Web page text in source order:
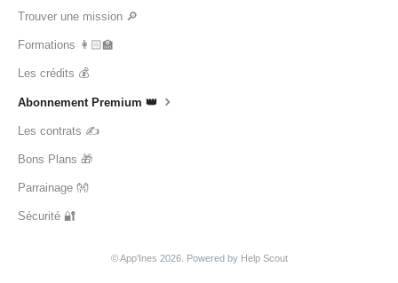
Trouver une mission 🔎
Formations 👩🏻‍🏫
Les crédits 💰
Abonnement Premium 👑
Les contrats ✍️
Bons Plans 🎁
Parrainage 👐
Sécurité 🔐
©App'Ines 2026. Powered by Help Scout